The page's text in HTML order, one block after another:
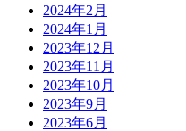
2024年2月
2024年1月
2023年12月
2023年11月
2023年10月
2023年9月
2023年6月